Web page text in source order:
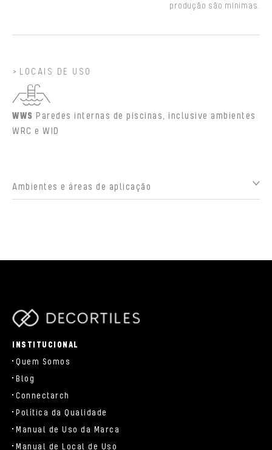
produção são mínimas.
LOCAIS DE USO
WWS Paredes internas de piscinas, inclusive ambientes
WRC e WID
Ambientes e áreas de aplicação
INSTITUCIONAL
Quem Somos
Blog
Connectarch
Política da Qualidade
Manual de Uso da Marca
Manual de Local de Uso